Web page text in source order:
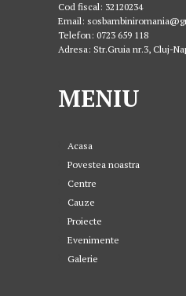
Cod fiscal: 32120234
Email:
Telefon: 0723 659 118
Adresa: Str.Gruia nr.3, Cluj-
MENIU
Acasa
Povestea noastra
Centre
Cauze
Proiecte
Evenimente
Galerie